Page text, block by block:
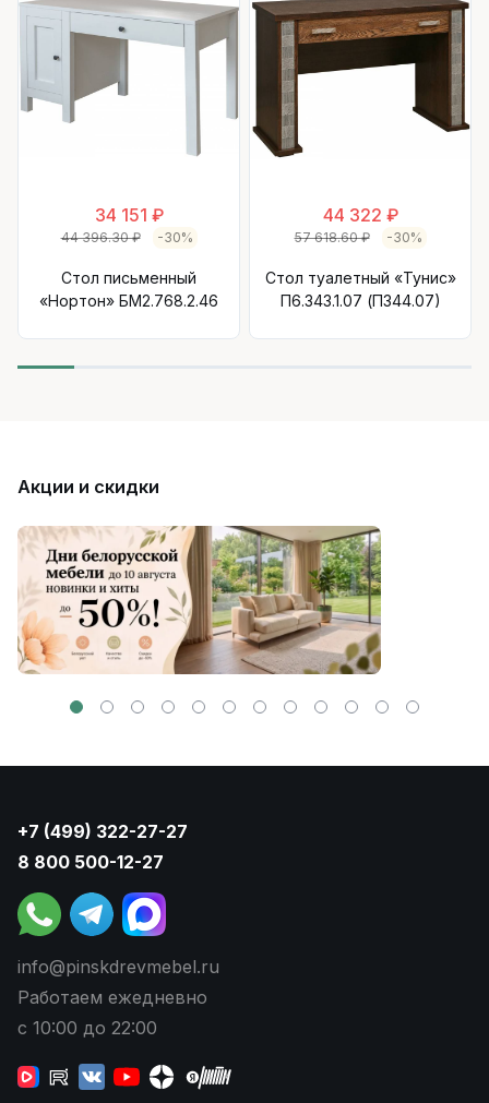
34 151 ₽
44 396.30 ₽ -30%
Стол письменный
«Нортон» БМ2.768.2.46
44 322 ₽
57 618.60 ₽ -30%
Стол туалетный «Тунис»
П6.343.1.07 (П344.07)
Акции и скидки
+7 (499) 322-27-27
8 800 500-12-27
info@pinskdrevmebel.ru
Работаем ежедневно
с 10:00 до 22:00